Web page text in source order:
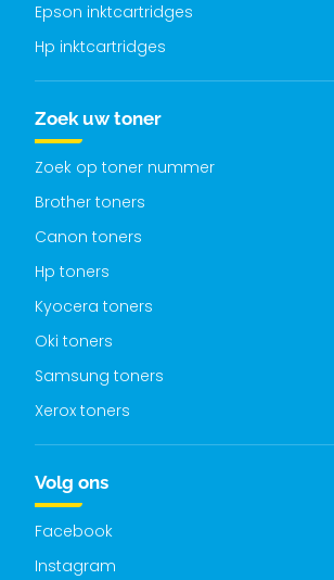
Epson inktcartridges
Hp inktcartridges
Zoek uw toner
Zoek op toner nummer
Brother toners
Canon toners
Hp toners
Kyocera toners
Oki toners
Samsung toners
Xerox toners
Volg ons
Facebook
Instagram